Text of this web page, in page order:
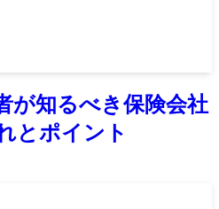
が知るべき保険会社
とポイント